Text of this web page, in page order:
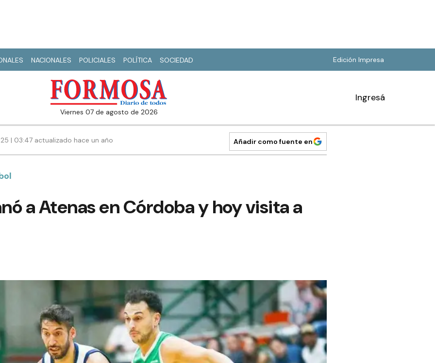
NACIONALES POLICIALES POLÍTICA SOCIEDAD Edición Impresa
viernes 07 de agosto de 2026
Ingresá
| 03:47 actualizado hace un año Añadir como fuente en
a Atenas en Córdoba y hoy visita a